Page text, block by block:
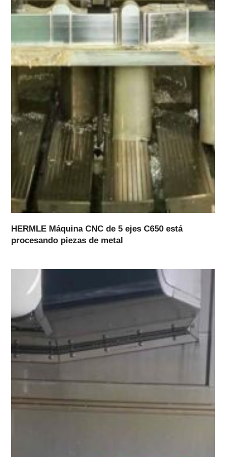
HERMLE Máquina CNC de 5 ejes C650 está
procesando piezas de metal